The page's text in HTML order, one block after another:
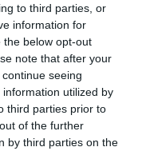
to third parties, or
information for
the below opt-out
note that after your
seeing
utilized by
third parties prior to
of the further
by third parties on the